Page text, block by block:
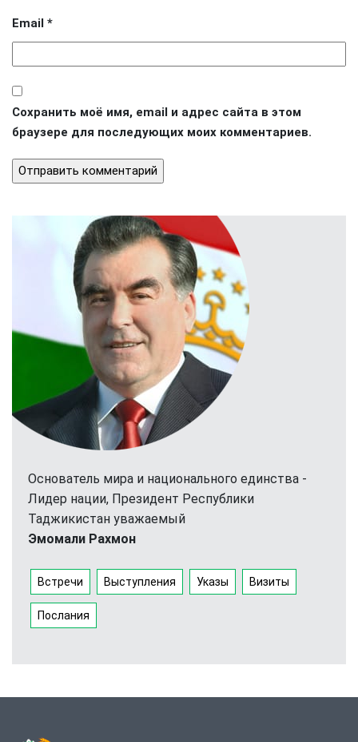
Email *
Сохранить моё имя, email и адрес сайта в этом
браузере для последующих моих комментариев.
Основатель мира и национального единства -
Лидер нации, Президент Республики
Таджикистан уважаемый
Эмомали Рахмон
Встречи Выступления Указы Визиты
Послания